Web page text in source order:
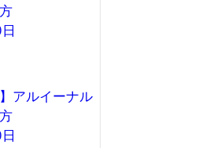
アルイーナル